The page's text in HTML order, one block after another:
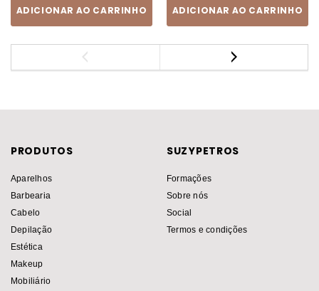
ADICIONAR AO CARRINHO ADICIONAR AO CARRINHO
PRODUTOS
Aparelhos
Barbearia
Cabelo
Depilação
Estética
Makeup
Mobiliário
SUZYPETROS
Formações
Sobre nós
Social
Termos e condições